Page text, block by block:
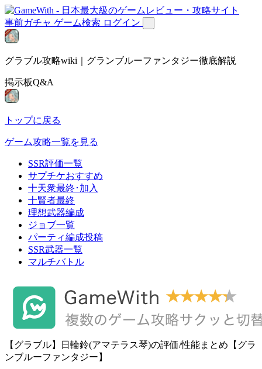
事前ガチャ ゲーム検索 ログイン
グラブル攻略wiki｜グランブルーファンタジー徹底解説
掲示板Q&A
トップに戻る
ゲーム攻略一覧を見る
SSR評価一覧
サプチケおすすめ
十天衆最終･加入
十賢者最終
理想武器編成
ジョブ一覧
パーティ編成投稿
SSR武器一覧
マルチバトル
【グラブル】日輪鈴(アマテラス琴)の評価/性能まとめ【グラ
ンブルーファンタジー】